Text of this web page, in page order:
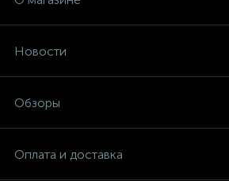
Новости
Обзоры
Оплата и доставка